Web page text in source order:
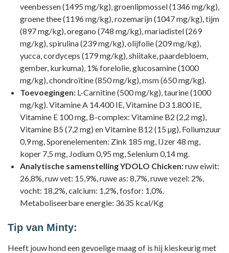
veenbessen (1495 mg/kg), groenlipmossel (1346 mg/kg),
groene thee (1196 mg/kg), rozemarijn (1047 mg/kg), tijm
(897 mg/kg), oregano (748 mg/kg), mariadistel (269
mg/kg), spirulina (239 mg/kg), olijfolie (209 mg/kg),
yucca, cordyceps (179 mg/kg), shiitake, paardebloem,
gember, kurkuma), 1% forelolie, glucosamine (1000
mg/kg), chondroïtine (850 mg/kg), msm (650 mg/kg).
Toevoegingen: L-Carnitine (500 mg/kg), taurine (1000
mg/kg). Vitamine A 14.400 IE, Vitamine D3 1.800 IE,
Vitamine E 100 mg, B-complex: Vitamine B2 (2,2 mg),
Vitamine B5 (7,2 mg) en Vitamine B12 (15 µg), Foliumzuur
0,9 mg, Sporenelementen: Zink 185 mg, IJzer 48 mg,
koper 7,5 mg, Jodium 0,95 mg, Selenium 0,14 mg.
Analytische samenstelling YDOLO Chicken:ruw eiwit:
26,8%, ruw vet: 15,9%, ruwe as: 8,7%, ruwe vezel: 2%,
vocht: 18,2%, calcium: 1,2%, fosfor: 1,0%.
Metaboliseerbare energie: 3635 kcal/Kg
Tip van Minty:
Heeft jouw hond een gevoelige maag of is hij kieskeurig met